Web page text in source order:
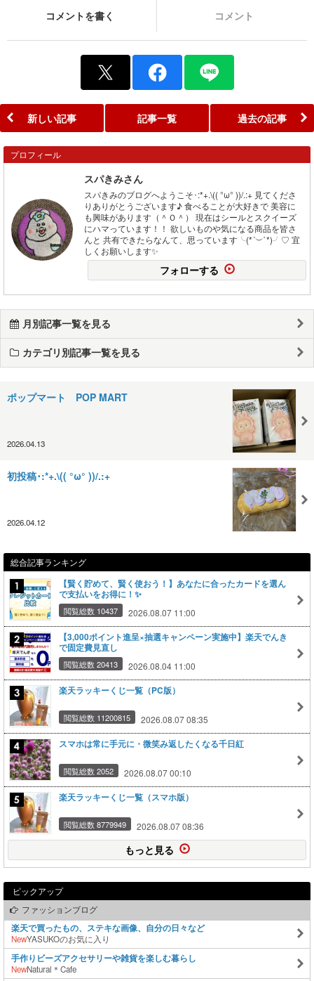
コメントを書く コメント
新しい記事 記事一覧 過去の記事
プロフィール
スパきみさん
スパきみのブログへようこそ･:*+.\(( °ω° ))/.:+ 見てくださ
りありがとうございます♪ 食べることが大好きで 美容に
も興味があります（＾Ｏ＾） 現在はシールとスクイーズ
にハマっています！！ 欲しいものや気になる商品を皆さ
んと 共有できたらなんて、思っています╰(*´︶`*)╯♡ 宜
しくお願いします✨
フォローする
月別記事一覧を見る
カテゴリ別記事一覧を見る
ポップマート POP MART
2026.04.13
初投稿･:*+.\(( °ω° ))/.:+
2026.04.12
総合記事ランキング
【賢く貯めて、賢く使おう！】あなたに合ったカードを選ん
で支払いをお得に！✨
閲覧総数 10437 2026.08.07 11:00
【3,000ポイント進呈×抽選キャンペーン実施中】楽天でんき
で固定費見直し
閲覧総数 20413 2026.08.04 11:00
楽天ラッキーくじ一覧（PC版）
閲覧総数 11200815 2026.08.07 08:35
スマホは常に手元に・微笑み返したくなる千日紅
閲覧総数 2052 2026.08.07 00:10
楽天ラッキーくじ一覧（スマホ版）
閲覧総数 8779949 2026.08.07 08:36
もっと見る
ピックアップ
ファッションブログ
楽天で買ったもの、ステキな画像、自分の日々など
NewYASUKOのお気に入り
手作りビーズアクセサリーや雑貨を楽しむ暮らし
NewNatural＊Cafe